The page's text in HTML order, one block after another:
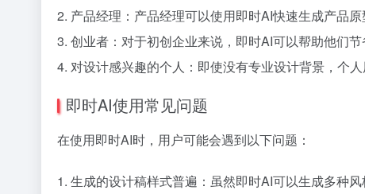
2. 产品经理：产品经理可以使用即时AI快速生成产品
3. 创业者：对于初创企业来说，即时AI可以帮助他们节
4. 对设计感兴趣的个人：即使没有专业设计背景，个
即时AI使用常见问题
在使用即时AI时，用户可能会遇到以下问题：
1. 生成的设计稿样式普遍：虽然即时AI可以生成多种